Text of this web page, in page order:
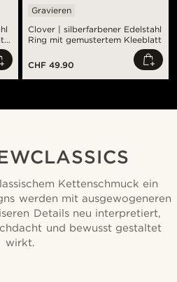
Clover | silberfarbener Edelstahl
Ring mit gemustertem Kleeblatt
Gravieren
CHF 49.90
Kettenschmuck ein
werden mit ausgewogeneren
Details neu interpretiert,
und bewusst gestaltet
wirkt.